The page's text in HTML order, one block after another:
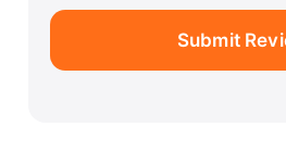
Submit